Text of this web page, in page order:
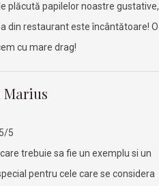
plăcută papilelor noastre gustative,
din restaurant este încântătoare! O
cu mare drag!
Marius
5/5
trebuie sa fie un exemplu si un
pentru cele care se considera